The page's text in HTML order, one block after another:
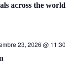
across the world
23, 2026 @ 11:30